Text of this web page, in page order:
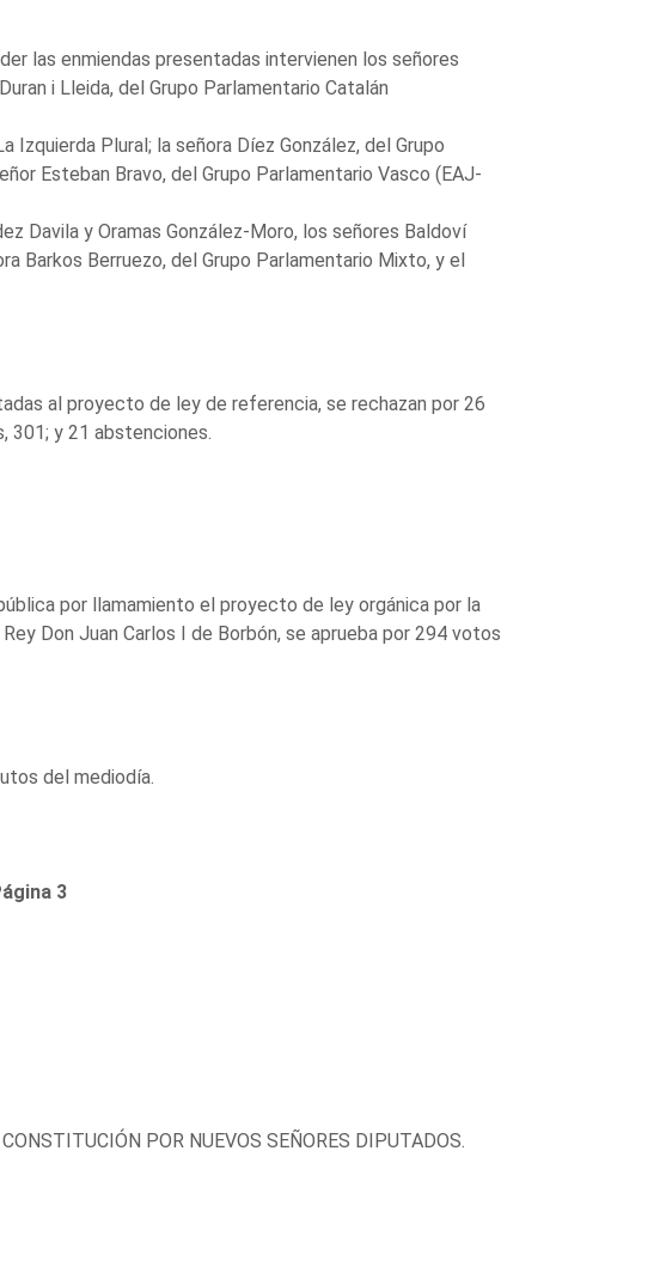
las enmiendas presentadas intervienen los señores
i Lleida, del Grupo Parlamentario Catalán
Izquierda Plural; la señora Díez González, del Grupo
Esteban Bravo, del Grupo Parlamentario Vasco (EAJ-
Davila y Oramas González-Moro, los señores Baldoví
Barkos Berruezo, del Grupo Parlamentario Mixto, y el
al proyecto de ley de referencia, se rechazan por 26
y 21 abstenciones.
por llamamiento el proyecto de ley orgánica por la
Don Juan Carlos I de Borbón, se aprueba por 294 votos
del mediodía.
3
POR NUEVOS SEÑORES DIPUTADOS.